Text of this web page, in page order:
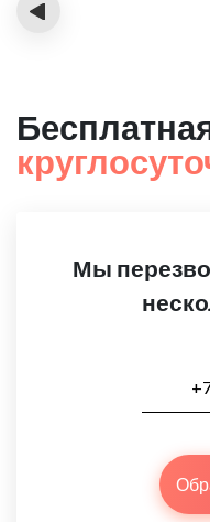
‹
Мы